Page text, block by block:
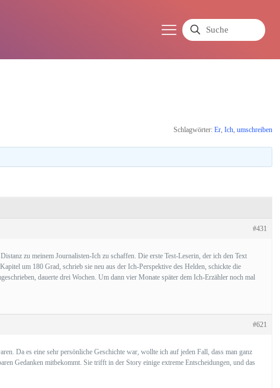
Schlagwörter: Er, Ich, umschreiben
#431
zu meinem Journalisten-Ich zu schaffen. Die erste Test-Leserin, der ich den Text
um 180 Grad, schrieb sie neu aus der Ich-Perspektive des Helden, schickte die
dauerte drei Wochen. Um dann vier Monate später dem Ich-Erzähler noch mal
#621
Da es eine sehr persönliche Geschichte war, wollte ich auf jeden Fall, dass man ganz
Gedanken mitbekommt. Sie trifft in der Story einige extreme Entscheidungen, und das